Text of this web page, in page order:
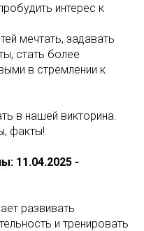
интерес к
мечтать, задавать
стать более
в стремлении к
в нашей викторина.
факты!
11.04.2025 -
развивать
и тренировать